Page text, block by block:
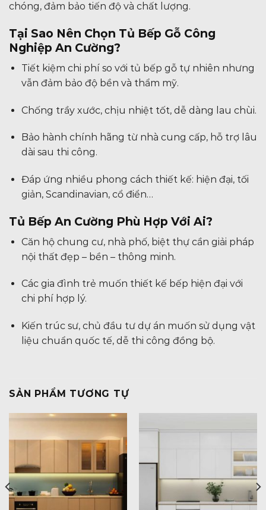
chóng, đảm bảo tiến độ và chất lượng.
Tại Sao Nên Chọn Tủ Bếp Gỗ Công
Nghiệp An Cường?
Tiết kiệm chi phí so với tủ bếp gỗ tự nhiên nhưng
vẫn đảm bảo độ bền và thẩm mỹ.
Chống trầy xước, chịu nhiệt tốt, dễ dàng lau chùi.
Bảo hành chính hãng từ nhà cung cấp, hỗ trợ lâu
dài sau thi công.
Đáp ứng nhiều phong cách thiết kế: hiện đại, tối
giản, Scandinavian, cổ điển…
Tủ Bếp An Cường Phù Hợp Với Ai?
Căn hộ chung cư, nhà phố, biệt thự cần giải pháp
nội thất đẹp – bền – thông minh.
Các gia đình trẻ muốn thiết kế bếp hiện đại với
chi phí hợp lý.
Kiến trúc sư, chủ đầu tư dự án muốn sử dụng vật
liệu chuẩn quốc tế, dễ thi công đồng bộ.
SẢN PHẨM TƯƠNG TỰ